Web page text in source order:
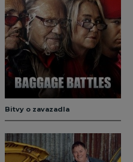
Bitvy o zavazadla